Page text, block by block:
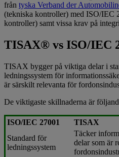
från tyska Verband der
(tekniska kontroller) med ISO/IEC
kontroller) samt vissa krav på
TISAX® vs ISO/IEC
TISAX bygger på viktiga delar i
ledningssystem för
är särskilt relevanta för
De viktigaste skillnaderna är
ISO/IEC 27001
TISAX
Standard för
ledningssystem
Täcker
delar som är